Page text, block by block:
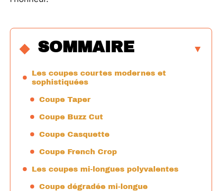
SOMMAIRE
Les coupes courtes modernes et
sophistiquées
Coupe Taper
Coupe Buzz Cut
Coupe Casquette
Coupe French Crop
Les coupes mi-longues polyvalentes
Coupe dégradée mi-longue